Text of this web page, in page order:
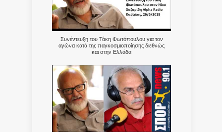
Συνέντευξη του Τάκη Φωτόπουλου για τον
αγώνα κατά της παγκοσμιοποίησης διεθνώς
και στην Ελλάδα